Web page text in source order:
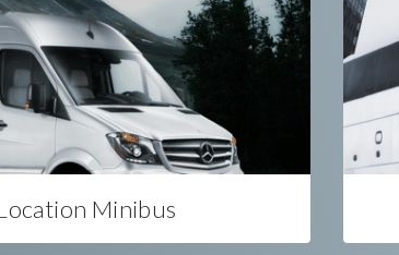
Minibus